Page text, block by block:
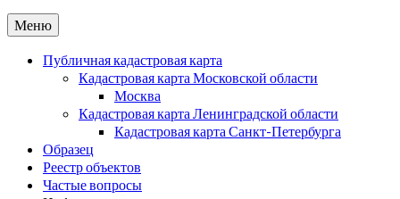
Меню
Публичная кадастровая карта
Кадастровая карта Московской области
Москва
Кадастровая карта Ленинградской области
Кадастровая карта Санкт-Петербурга
Образец
Реестр объектов
Частые вопросы